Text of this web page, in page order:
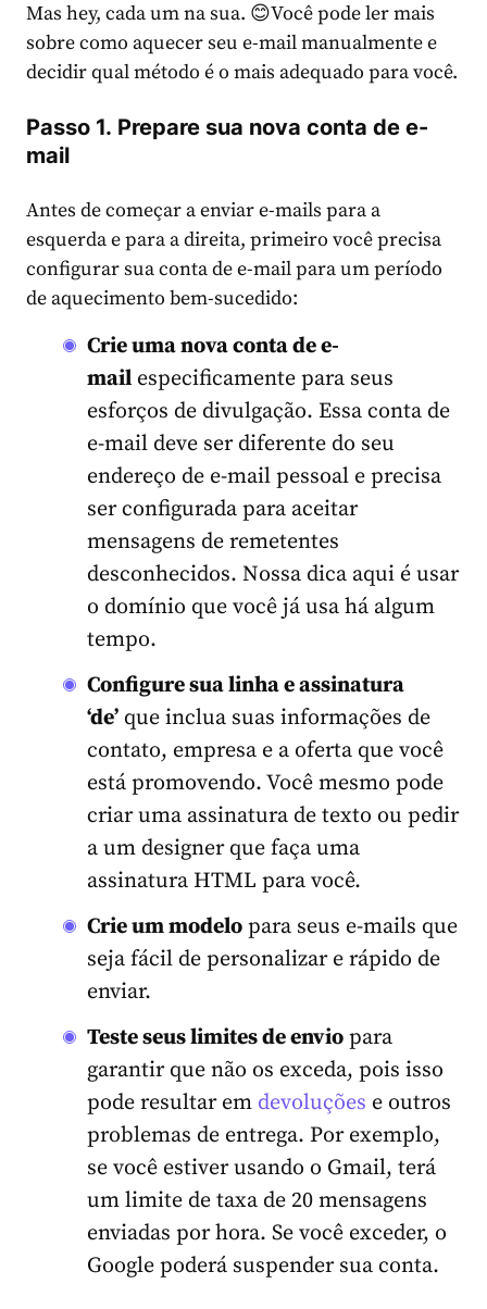
Mas hey, cada um na sua. 😊Você pode ler mais
sobre como aquecer seu e-mail manualmente e
decidir qual método é o mais adequado para você.
Passo 1. Prepare sua nova conta de e-
mail
Antes de começar a enviar e-mails para a
esquerda e para a direita, primeiro você precisa
configurar sua conta de e-mail para um período
de aquecimento bem-sucedido:
Crie uma nova conta de e-
mail especificamente para seus
esforços de divulgação. Essa conta de
e-mail deve ser diferente do seu
endereço de e-mail pessoal e precisa
ser configurada para aceitar
mensagens de remetentes
desconhecidos. Nossa dica aqui é usar
o domínio que você já usa há algum
tempo.
Configure sua linha e assinatura
‘de’ que inclua suas informações de
contato, empresa e a oferta que você
está promovendo. Você mesmo pode
criar uma assinatura de texto ou pedir
a um designer que faça uma
assinatura HTML para você.
Crie um modelo para seus e-mails que
seja fácil de personalizar e rápido de
enviar.
Teste seus limites de envio para
garantir que não os exceda, pois isso
pode resultar em devoluções e outros
problemas de entrega. Por exemplo,
se você estiver usando o Gmail, terá
um limite de taxa de 20 mensagens
enviadas por hora. Se você exceder, o
Google poderá suspender sua conta.